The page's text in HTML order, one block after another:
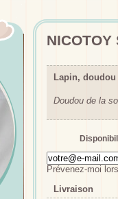
NICOTOY
Lapin,
Doudou de la
Prévenez-moi
Livraison